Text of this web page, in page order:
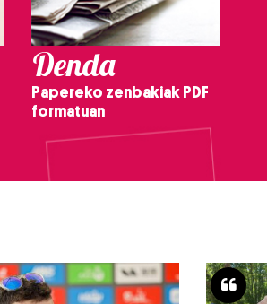
Denda
Papereko zenbakiak PDF
formatuan